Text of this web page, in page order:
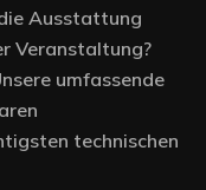
Ausstattung
Veranstaltung?
umfassende
technischen